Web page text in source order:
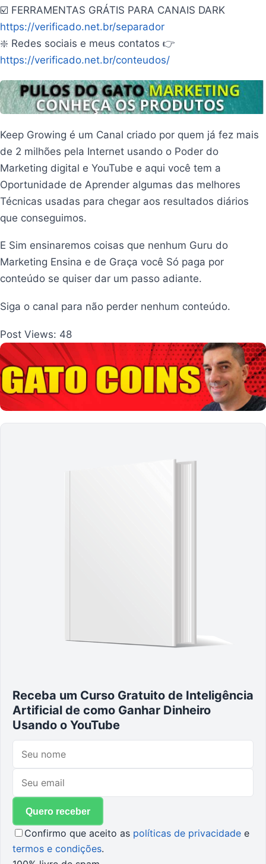
☑️ FERRAMENTAS GRÁTIS PARA CANAIS DARK
https://verificado.net.br/separador
❇️ Redes sociais e meus contatos 👉
https://verificado.net.br/conteudos/
Keep Growing é um Canal criado por quem já fez mais
de 2 milhões pela Internet usando o Poder do
Marketing digital e YouTube e aqui você tem a
Oportunidade de Aprender algumas das melhores
Técnicas usadas para chegar aos resultados diários
que conseguimos.
E Sim ensinaremos coisas que nenhum Guru do
Marketing Ensina e de Graça você Só paga por
conteúdo se quiser dar um passo adiante.
Siga o canal para não perder nenhum conteúdo.
Post Views: 48
Receba um Curso Gratuito de Inteligência
Artificial de como Ganhar Dinheiro
Usando o YouTube
Confirmo que aceito as políticas de privacidade e
termos e condições.